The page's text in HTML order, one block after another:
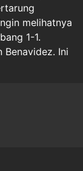
melihatnya
1-1.
Benavidez. Ini